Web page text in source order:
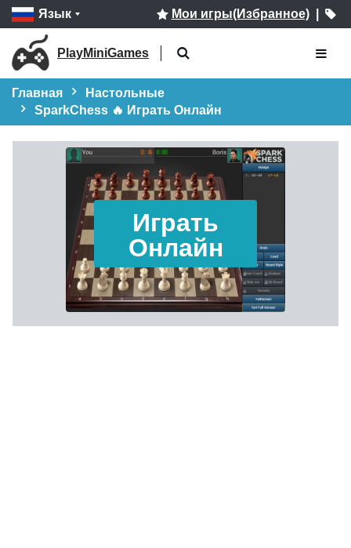
Язык Мои игры(Избранное)|
PlayMiniGames
Главная
Настольные
SparkChess 🔥 Играть Онлайн
Играть
Онлайн